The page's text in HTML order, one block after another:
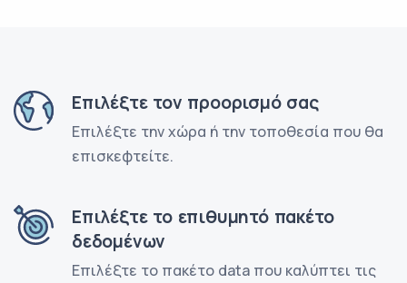
Επιλέξτε τον προορισμό σας
Επιλέξτε την χώρα ή την τοποθεσία που θα
επισκεφτείτε.
Επιλέξτε το επιθυμητό πακέτο
δεδομένων
Επιλέξτε το πακέτο data που καλύπτει τις